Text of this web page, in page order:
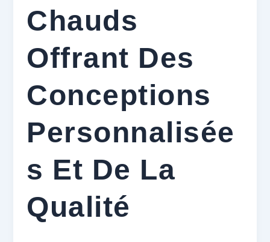
Chauds
Offrant Des
Conceptions
Personnalisée
S Et De La
Qualité